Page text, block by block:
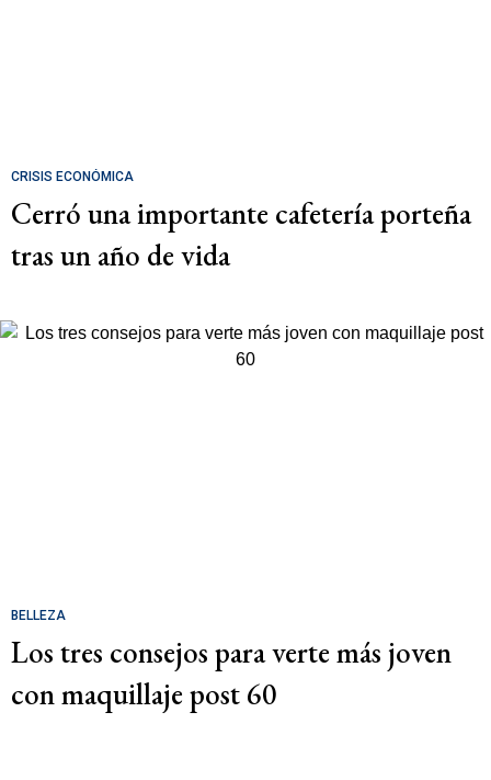
CRISIS ECONÓMICA
Cerró una importante cafetería porteña
tras un año de vida
BELLEZA
Los tres consejos para verte más joven
con maquillaje post 60